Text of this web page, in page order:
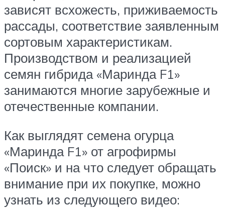
зависят всхожесть, приживаемость
рассады, соответствие заявленным
сортовым характеристикам.
Производством и реализацией
семян гибрида «Маринда F1»
занимаются многие зарубежные и
отечественные компании.
Как выглядят семена огурца
«Маринда F1» от агрофирмы
«Поиск» и на что следует обращать
внимание при их покупке, можно
узнать из следующего видео: